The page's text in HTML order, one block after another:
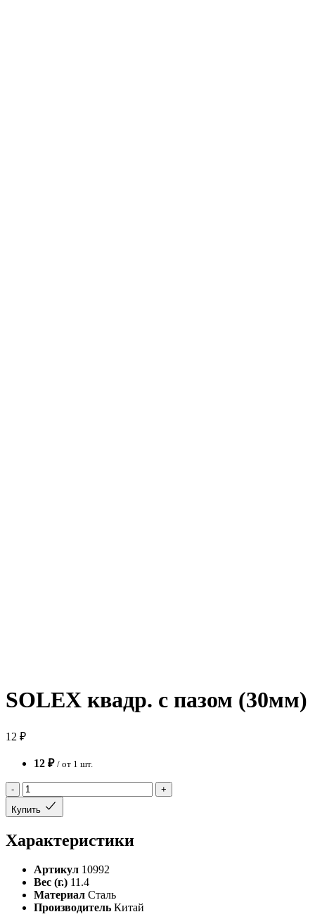
SOLEX квадр. с пазом (30мм)
12 ₽
12 ₽ / от 1 шт.
-
+
Купить
Характеристики
Артикул 10992
Вес (г.) 11.4
Материал Сталь
Производитель Китай